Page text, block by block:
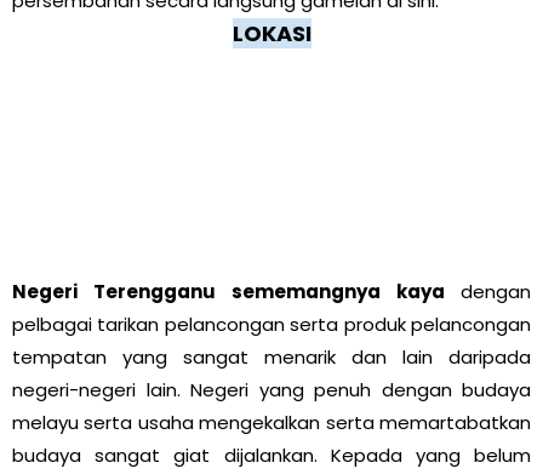
LOKASI
Negeri Terengganu sememangnya kaya dengan
pelbagai tarikan pelancongan serta produk pelancongan
tempatan yang sangat menarik dan lain daripada
negeri-negeri lain. Negeri yang penuh dengan budaya
melayu serta usaha mengekalkan serta memartabatkan
budaya sangat giat dijalankan. Kepada yang belum